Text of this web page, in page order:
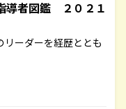
者図鑑 ２０２１
リーダーを経歴ととも